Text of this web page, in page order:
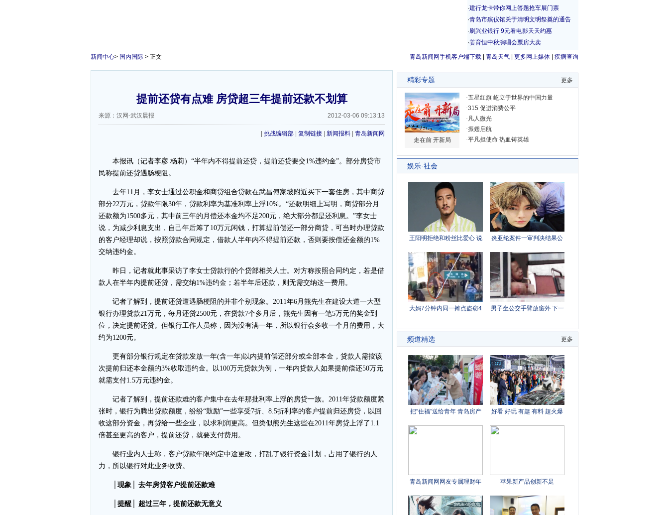
青岛新闻网手机客户端下载 青岛天气 更多网上媒体 疾病查询
新闻中心> 国内国际 > 正文
提前还贷有点难 房贷超三年提前还款不划算
来源：汉网-武汉晨报 2012-03-06 09:13:13
挑战编辑部 复制链接 新闻报料 青岛新闻网
本报讯（记者李彦 杨莉）“半年内不得提前还贷，提前还贷要交1%违约金”。部分房贷市
民称提前还贷遇肠梗阻。
去年11月，李女士通过公积金和商贷组合贷款在武昌傅家坡附近买下一套住房，其中商贷
部分22万元，贷款年限30年，贷款利率为基准利率上浮10%。“还款明细上写明，商贷部分月
还款额为1500多元，其中前三年的月偿还本金均不足200元，绝大部分都是还利息。”李女士
说，为减少利息支出，自己年后筹了10万元闲钱，打算提前偿还一部分商贷，可当时办理贷款
的客户经理却说，按照贷款合同规定，借款人半年内不得提前还款，否则要按偿还金额的1%
交纳违约金。
昨日，记者就此事采访了李女士贷款行的个贷部相关人士。对方称按照合同约定，若是借
款人在半年内提前还贷，需交纳1%违约金；若半年后还款，则无需交纳这一费用。
记者了解到，提前还贷遭遇肠梗阻的并非个别现象。2011年6月熊先生在建设大道一大型
银行办理贷款21万元，每月还贷2500元，在贷款7个多月后，熊先生因有一笔5万元的奖金到
位，决定提前还贷。但银行工作人员称，因为没有满一年，所以银行会多收一个月的费用，大
约为1200元。
更有部分银行规定在贷款发放一年(含一年)以内提前偿还部分或全部本金，贷款人需按该
次提前归还本金额的3%收取违约金。以100万元贷款为例，一年内贷款人如果提前偿还50万元
就需支付1.5万元违约金。
记者了解到，提前还款难的客户集中在去年那批利率上浮的房贷一族。2011年贷款额度紧
张时，银行为腾出贷款额度，纷纷“鼓励”一些享受7折、8.5折利率的客户提前归还房贷，以回
收这部分资金，再贷给一些企业，以求利润更高。但类似熊先生这些在2011年房贷上浮了1.1
倍甚至更高的客户，提前还贷，就要支付费用。
银行业内人士称，客户贷款年限约定中途更改，打乱了银行资金计划，占用了银行的人
力，所以银行对此业务收费。
│现象│ 去年房贷客户提前还款难
│提醒│ 超过三年，提前还款无意义